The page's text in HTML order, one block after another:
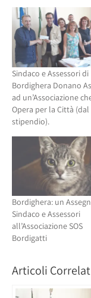
una
nuova
finestra)
nuova
finestra)
Sindaco e Assessori di
Bordighera Donano
ad un’Associazione
Opera per la Città
stipendio).
Bordighera: un
Sindaco e Assessori
all’Associazione SOS
Bordigatti
Articoli